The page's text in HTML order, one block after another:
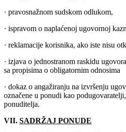
· pravosnažnom sudskom odlukom,
· ispravom o naplaćenoj ugovornoj
· reklamacije korisnika, ako iste nisu
· izjava o jednostranom raskidu
sa propisima o obligatornim odnosima
· dokaz o angažiranju na izvršenju
označene u ponudi kao
ponuditelja.
VII. SADRŽAJ PONUDE